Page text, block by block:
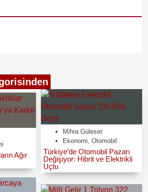
Ağır
Mihra Güleser
Ekonomi Otomobil
Türkiye’de Otomobil Pazarı
Değişiyor: Hibrit ve Elektrikli
Uçtu